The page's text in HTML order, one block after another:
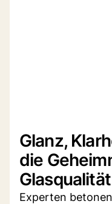
Glanz,
die
Glasqualität
Experten